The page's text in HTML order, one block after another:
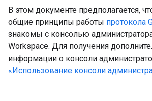
В этом документе предполагается,
общие принципы работы протокола
знакомы с консолью
Workspace. Для получения
информации о консоли
«Использование консоли